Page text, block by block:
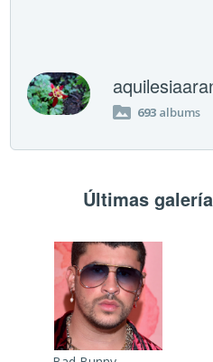
693 albums
Últimas